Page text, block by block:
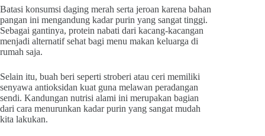
Batasi konsumsi daging merah serta jeroan karena bahan
pangan ini mengandung kadar purin yang sangat tinggi.
Sebagai gantinya, protein nabati dari kacang-kacangan
menjadi alternatif sehat bagi menu makan keluarga di
rumah saja.
Selain itu, buah beri seperti stroberi atau ceri memiliki
senyawa antioksidan kuat guna melawan peradangan
sendi. Kandungan nutrisi alami ini merupakan bagian
dari cara menurunkan kadar purin yang sangat mudah
kita lakukan.